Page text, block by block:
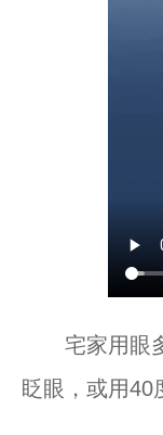
宅家用眼多
眨眼，或用40